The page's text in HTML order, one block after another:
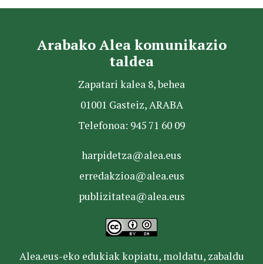
Arabako Alea komunikazio
taldea
Zapatari kalea 8, behea
01001 Gasteiz, ARABA
Telefonoa: 945 71 60 09
harpidetza@alea.eus
erredakzioa@alea.eus
publizitatea@alea.eus
Alea.eus-eko edukiak kopiatu, moldatu, zabaldu